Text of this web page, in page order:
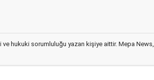
ve hukuki sorumluluğu yazan kişiye aittir. Mepa